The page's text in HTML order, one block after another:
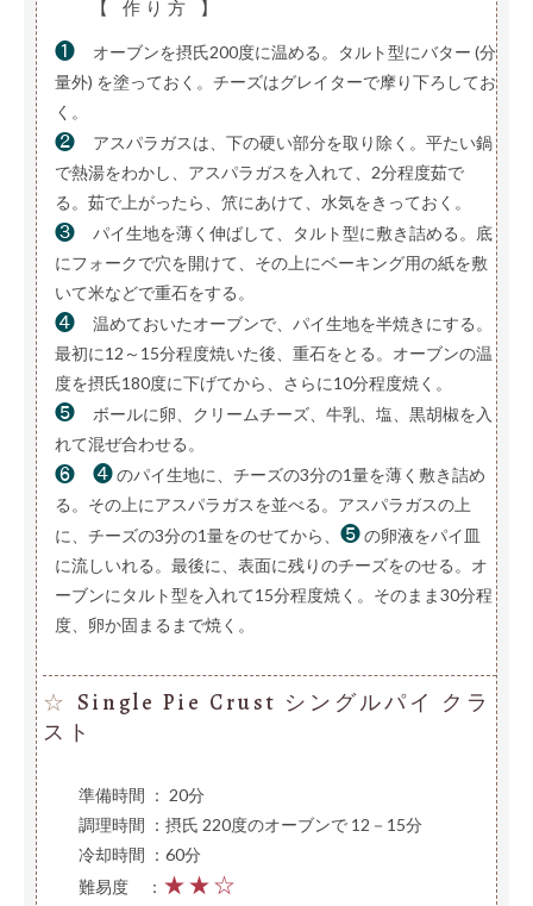
【 作り方 】
❶
オーブンを摂氏200度に温める。タルト型にバター (分
量外) を塗っておく。チーズはグレイターで摩り下ろしてお
く。
❷
アスパラガスは、下の硬い部分を取り除く。平たい鍋
で熱湯をわかし、アスパラガスを入れて、2分程度茹で
る。茹で上がったら、笊にあけて、水気をきっておく。
❸
パイ生地を薄く伸ばして、タルト型に敷き詰める。底
にフォークで穴を開けて、その上にベーキング用の紙を敷
いて米などで重石をする。
❹
温めておいたオーブンで、パイ生地を半焼きにする。
最初に12～15分程度焼いた後、重石をとる。オーブンの温
度を摂氏180度に下げてから、さらに10分程度焼く。
❺
ボールに卵、クリームチーズ、牛乳、塩、黒胡椒を入
れて混ぜ合わせる。
❻ ❹のパイ生地に、チーズの3分の1量を薄く敷き詰め
る。その上にアスパラガスを並べる。アスパラガスの上
に、チーズの3分の1量をのせてから、 ❺の卵液をパイ皿
に流しいれる。最後に、表面に残りのチーズをのせる。オ
ーブンにタルト型を入れて15分程度焼く。そのまま30分程
度、卵か固まるまで焼く。
☆
Single Pie Crust シングルパイ クラ
スト
準備時間 ： 20分
調理時間 ：摂氏 220度のオーブンで 12－15分
冷却時間 ：60分
難易度
： ★★☆